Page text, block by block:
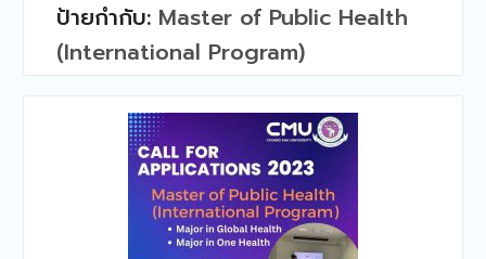
ที่ 2/2567
ป้ายกำกับ: Master of Public Health
(International Program)